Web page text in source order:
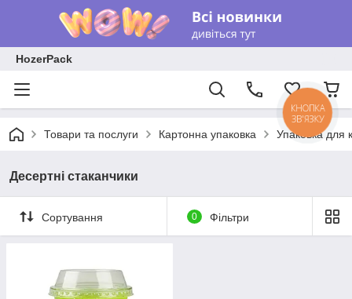
HozerPack
Товари та послуги Картонна упаковка Упаковка для
Десертні стаканчики
Сортування 0 Фільтри
КНОПКА
ЗВ'ЯЗКУ